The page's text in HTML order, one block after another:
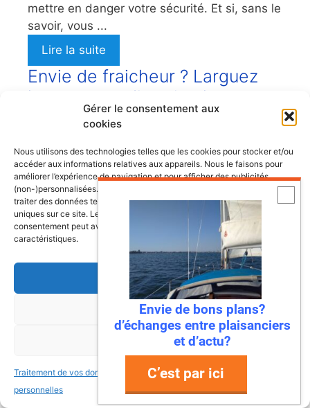
Gérer le consentement aux
cookies
Nous utilisons des technologies telles que les cookies pour stocker et/ou
accéder aux informations relatives aux appareils. Nous le faisons pour
améliorer l’expérience de navigation et pour afficher des publicités
(non-)personnalisées. Consentir à ces technologies nous autorisera à
traiter des données telles que le comportement de navigation ou les ID
uniques sur ce site. Le fait de ne pas consentir ou de retirer son
consentement peut avoir un effet négatif sur certaines fonctonnalités et
caractéristiques.
Accepter
Refuser
Voir les préférences
Traitement de vos données
personnelles
Traitement de vos données
personnelles
mettre en danger votre sécurité. Et si, sans le
savoir, vous ...
Lire la suite
Envie de fraicheur ? Larguez
les amarres direction la
Normandie
Imaginez : des falaises vertigineuses qui
plongent dans une mer turquoise, des ports
de pêche colorés où l’on déguste des huîtres
encore salées par l’océan, des îles sauvages
accessibles seulement à marée haute, et des
paysages à couper le souffle qui changent au
gré des marées. Bienvenue en Normandie,
une région où la mer se ...
Bali 4.8, un vrai catamaran à
Envie de bons plans?
d’échanges entre plaisanciers
et d’actu?
C’est par ici